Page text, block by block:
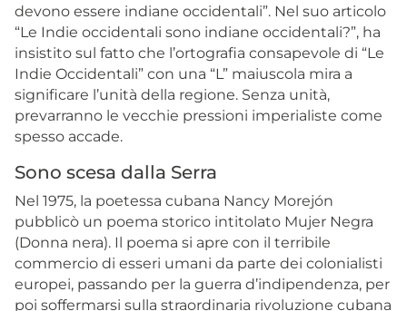
devono essere indiane occidentali”. Nel suo articolo
“Le Indie occidentali sono indiane occidentali?”, ha
insistito sul fatto che l’ortografia consapevole di “Le
Indie Occidentali” con una “L” maiuscola mira a
significare l’unità della regione. Senza unità,
prevarranno le vecchie pressioni imperialiste come
spesso accade.
Sono scesa dalla Serra
Nel 1975, la poetessa cubana Nancy Morejón
pubblicò un poema storico intitolato Mujer Negra
(Donna nera). Il poema si apre con il terribile
commercio di esseri umani da parte dei colonialisti
europei, passando per la guerra d’indipendenza, per
poi soffermarsi sulla straordinaria rivoluzione cubana